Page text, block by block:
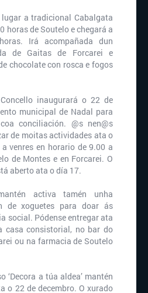
a tradicional Cabalgata
horas de Soutelo e chegará a
Irá acompañada dun
de Gaitas de Forcarei e
chocolate con rosca e fogos
inaugurará o 22 de
municipal de Nadal para
conciliación. @s nen@s
de moitas actividades ata o
venres en horario de 9.00 a
de Montes e en Forcarei. O
aberto ata o día 17.
activa tamén unha
de xoguetes para doar ás
social. Pódense entregar ata
casa consistorial, no bar do
ou na farmacia de Soutelo
‘Decora a túa aldea’ mantén
o 22 de decembro. O xurado